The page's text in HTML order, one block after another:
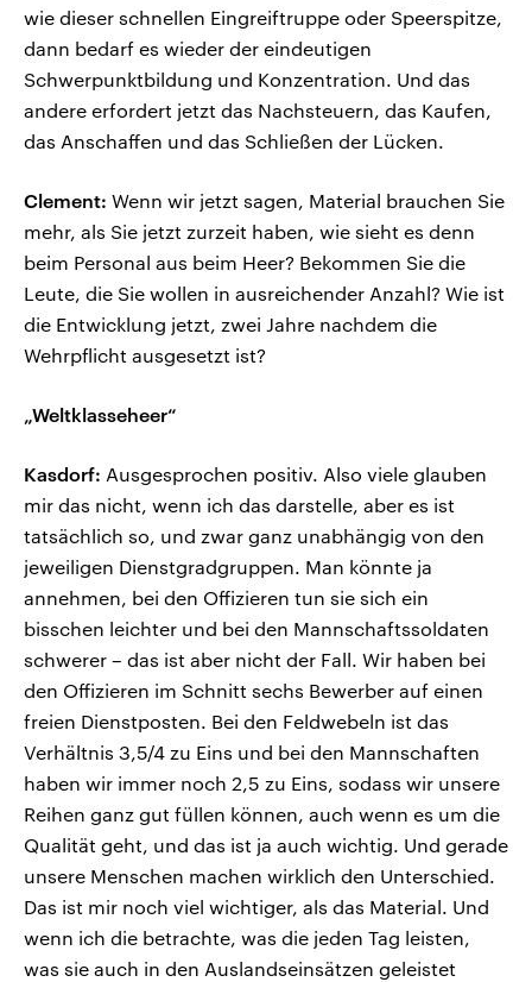
wie dieser schnellen Eingreiftruppe oder Speerspitze,
dann bedarf es wieder der eindeutigen
Schwerpunktbildung und Konzentration. Und das
andere erfordert jetzt das Nachsteuern, das Kaufen,
das Anschaffen und das Schließen der Lücken.
Clement: Wenn wir jetzt sagen, Material brauchen Sie
mehr, als Sie jetzt zurzeit haben, wie sieht es denn
beim Personal aus beim Heer? Bekommen Sie die
Leute, die Sie wollen in ausreichender Anzahl? Wie ist
die Entwicklung jetzt, zwei Jahre nachdem die
Wehrpflicht ausgesetzt ist?
„Weltklasseheer“
Kasdorf: Ausgesprochen positiv. Also viele glauben
mir das nicht, wenn ich das darstelle, aber es ist
tatsächlich so, und zwar ganz unabhängig von den
jeweiligen Dienstgradgruppen. Man könnte ja
annehmen, bei den Offizieren tun sie sich ein
bisschen leichter und bei den Mannschaftssoldaten
schwerer – das ist aber nicht der Fall. Wir haben bei
den Offizieren im Schnitt sechs Bewerber auf einen
freien Dienstposten. Bei den Feldwebeln ist das
Verhältnis 3,5/4 zu Eins und bei den Mannschaften
haben wir immer noch 2,5 zu Eins, sodass wir unsere
Reihen ganz gut füllen können, auch wenn es um die
Qualität geht, und das ist ja auch wichtig. Und gerade
unsere Menschen machen wirklich den Unterschied.
Das ist mir noch viel wichtiger, als das Material. Und
wenn ich die betrachte, was die jeden Tag leisten,
was sie auch in den Auslandseinsätzen geleistet